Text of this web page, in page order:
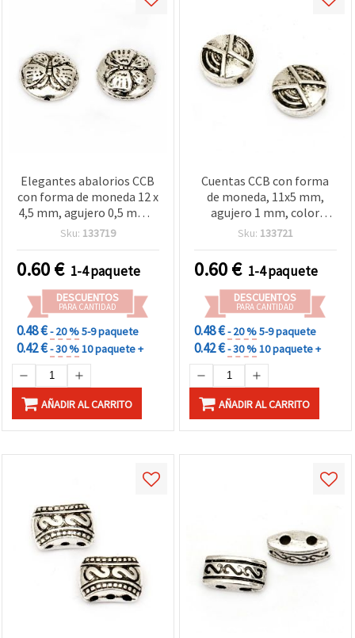
Elegantes abalorios CCB
con forma de moneda 12 x
4,5 mm, agujero 0,5 mm –
color plata, pack de 20 uds
manualidades creativas
Sku: 133719
0.60€ 1-4 paquete
DESCUENTOS
PARA CANTIDAD
0.48 €- 20 %5-9 paquete
0.42 €- 30 %10 paquete +
AÑADIR AL CARRITO
Cuentas CCB con forma
de moneda, 11x5 mm,
agujero 1 mm, color
plata, paquete de 20 uds
Sku: 133721
0.60€ 1-4 paquete
DESCUENTOS
PARA CANTIDAD
0.48 €- 20 %5-9 paquete
0.42 €- 30 %10 paquete +
AÑADIR AL CARRITO